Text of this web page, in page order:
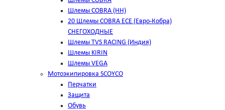
Шлемы COBRA (HH)
20 Шлемы COBRA ECE (Евро-Кобра)
СНЕГОХОДНЫЕ
Шлемы TVS RACING (Индия)
Шлемы KIRIN
Шлемы VEGA
Мотоэкипировка SCOYCO
Перчатки
Защита
Обувь